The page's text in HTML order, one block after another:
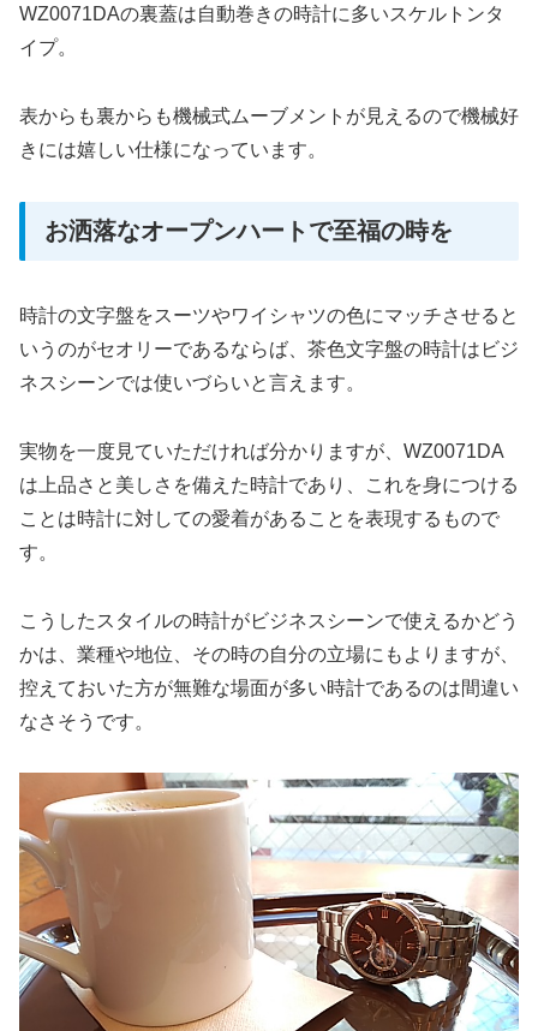
WZ0071DAの裏蓋は自動巻きの時計に多いスケルトンタ
イプ。
表からも裏からも機械式ムーブメントが見えるので機械好
きには嬉しい仕様になっています。
お洒落なオープンハートで至福の時を
時計の文字盤をスーツやワイシャツの色にマッチさせると
いうのがセオリーであるならば、茶色文字盤の時計はビジ
ネスシーンでは使いづらいと言えます。
実物を一度見ていただければ分かりますが、WZ0071DA
は上品さと美しさを備えた時計であり、これを身につける
ことは時計に対しての愛着があることを表現するもので
す。
こうしたスタイルの時計がビジネスシーンで使えるかどう
かは、業種や地位、その時の自分の立場にもよりますが、
控えておいた方が無難な場面が多い時計であるのは間違い
なさそうです。